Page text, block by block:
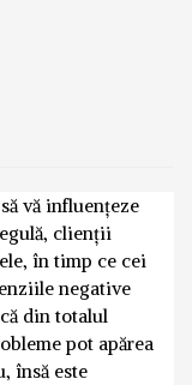
vă influențeze
clienții
în timp ce cei
negative
din totalul
pot apărea
însă este